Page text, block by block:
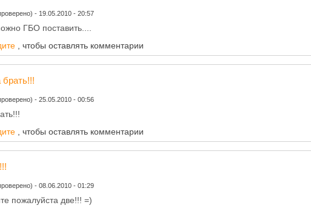
-19.05.2010 - 20:57
ГБО поставить....
, чтобы оставлять комментарии
-25.05.2010 - 00:56
, чтобы оставлять комментарии
-08.06.2010 - 01:29
пожалуйста две!!! =)